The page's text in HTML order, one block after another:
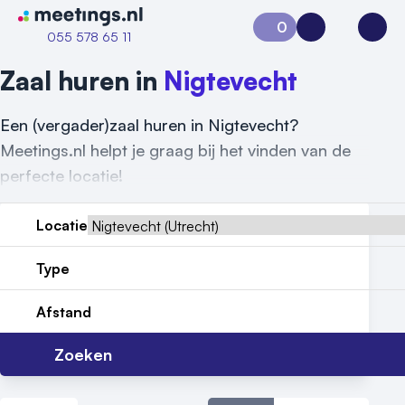
Naar home van Meetings
055 578 65 11
Vraag locatie aan
Locatiegids
Nieuws
0
Aanvraag 0Inloggen
Zaal huren in Nigtevecht
Een (vergader)zaal huren in Nigtevecht?
Meetings.nl helpt je graag bij het vinden van de
perfecte locatie!
Locatie
Type
Afstand
Zoeken